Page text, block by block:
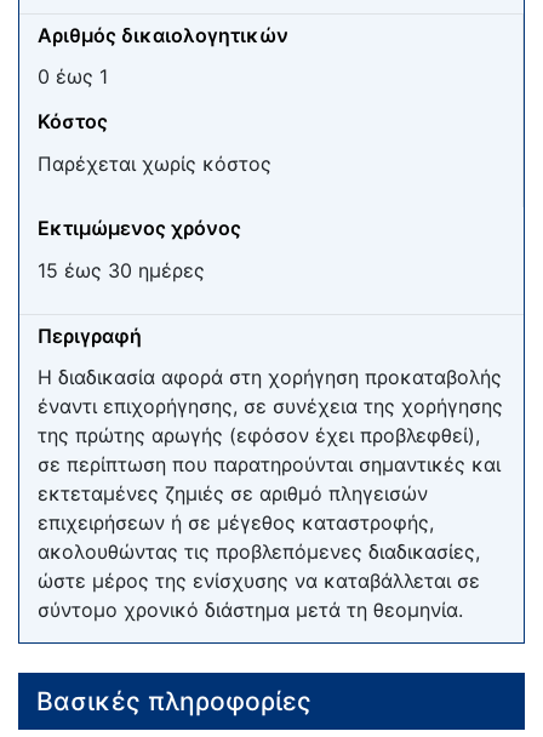
Αριθμός δικαιολογητικών
0 έως 1
Κόστος
Παρέχεται χωρίς κόστος
Εκτιμώμενος χρόνος
15 έως 30 ημέρες
Περιγραφή
Η διαδικασία αφορά στη χορήγηση προκαταβολής
έναντι επιχορήγησης, σε συνέχεια της χορήγησης
της πρώτης αρωγής (εφόσον έχει προβλεφθεί),
σε περίπτωση που παρατηρούνται σημαντικές και
εκτεταμένες ζημιές σε αριθμό πληγεισών
επιχειρήσεων ή σε μέγεθος καταστροφής,
ακολουθώντας τις προβλεπόμενες διαδικασίες,
ώστε μέρος της ενίσχυσης να καταβάλλεται σε
σύντομο χρονικό διάστημα μετά τη θεομηνία.
Βασικές πληροφορίες